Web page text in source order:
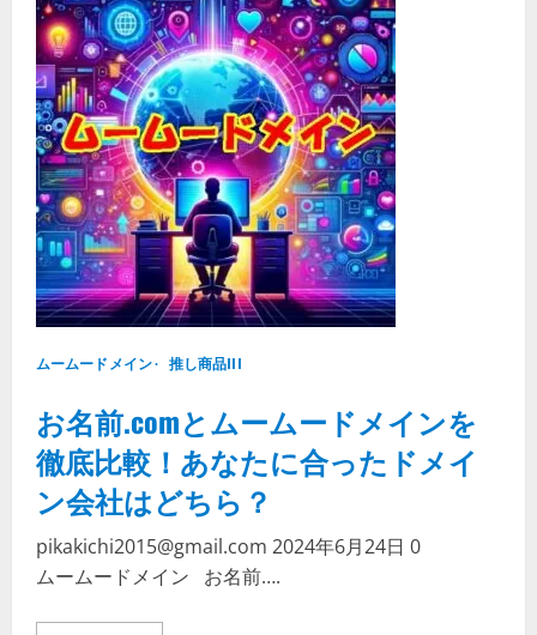
単！
ム
ー
ム
ー
ド
メ
イ
ン
for
WP
ホ
ス
テ
ィ
ン
で
WordPress
を
す
め
よ
う！
ムームードメイン 推し商品III
お名前.comとムームードメインを
徹底比較！あなたに合ったドメイ
ン会社はどちら？
pikakichi2015@gmail.com 2024年6月24日 0
ムームードメイン お名前….